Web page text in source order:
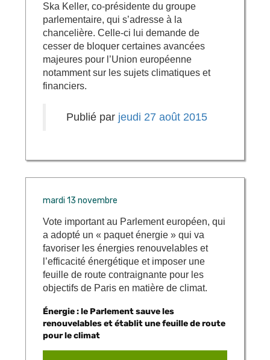
Ska Keller, co-présidente du groupe
parlementaire, qui s’adresse à la
chancelière. Celle-ci lui demande de
cesser de bloquer certaines avancées
majeures pour l’Union européenne
notamment sur les sujets climatiques et
financiers.
Publié par jeudi 27 août 2015
mardi 13 novembre
Vote important au Parlement européen, qui
a adopté un « paquet énergie » qui va
favoriser les énergies renouvelables et
l’efficacité énergétique et imposer une
feuille de route contraignante pour les
objectifs de Paris en matière de climat.
Énergie : le Parlement sauve les
renouvelables et établit une feuille de route
pour le climat